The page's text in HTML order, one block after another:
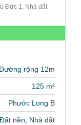
Đức 1. Nhà đất
rộng 12m
125 m²
Phước Long B
Đất nền, Nhà đất